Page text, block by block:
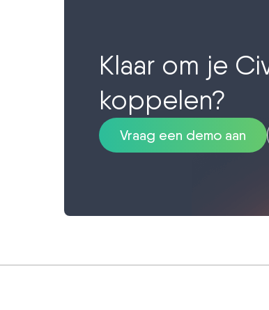
Klaar om je
koppelen?
Vraag een demo aan